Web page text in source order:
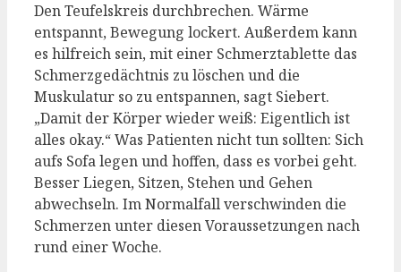
Den Teufelskreis durchbrechen. Wärme
entspannt, Bewegung lockert. Außerdem kann
es hilfreich sein, mit einer Schmerztablette das
Schmerzgedächtnis zu löschen und die
Muskulatur so zu entspannen, sagt Siebert.
„Damit der Körper wieder weiß: Eigentlich ist
alles okay.“ Was Patienten nicht tun sollten: Sich
aufs Sofa legen und hoffen, dass es vorbei geht.
Besser Liegen, Sitzen, Stehen und Gehen
abwechseln. Im Normalfall verschwinden die
Schmerzen unter diesen Voraussetzungen nach
rund einer Woche.